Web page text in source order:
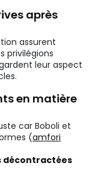
après
assurent
privilégions
leur aspect
en matière
car Boboli et
(amfori
décontractées